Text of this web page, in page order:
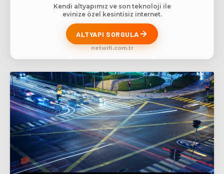
Kendi altyapımız ve son teknoloji ile
evinize özel kesintisiz internet.
ALTYAPI SORGULA
netwifi.com.tr